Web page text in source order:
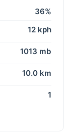
36%
12 kph
1013 mb
10.0 km
1